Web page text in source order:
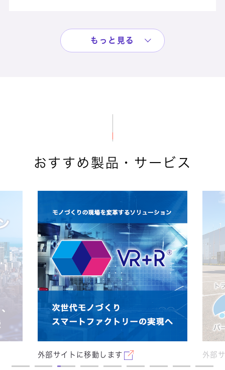
セキュリティ
全体の約30％を占めるオンライン読影に、
PCログオンの二要素認証を導入することで
セキュリティの懸念点を解消 。
製品名：SmartSESAME PCログオン
もっと見る
おすすめ製品・サービス
外部サイトに移動します 外部